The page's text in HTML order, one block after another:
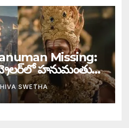
Missing:
హనుమంతుడు
SWETHA